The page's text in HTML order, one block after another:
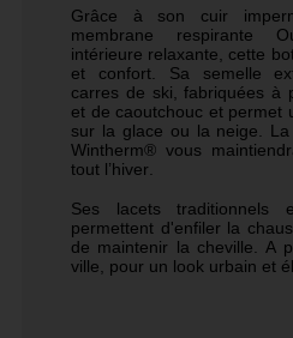
Grâce à son cuir
membrane respirante
intérieure relaxante, cette
et confort. Sa semelle
carres de ski, fabriquées à
et de caoutchouc et permet
sur la glace ou la neige. La
Wintherm® vous
tout l’hiver.
Ses lacets
permettent d'enfiler la
de maintenir la cheville. A
ville, pour un look urbain et